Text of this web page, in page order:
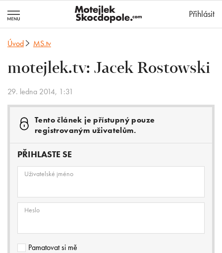
Přihlásit
Úvod MS.tv
motejlek.tv: Jacek Rostowski
29. ledna 2014, 1:31
Tento článek je přístupný pouze
registrovaným uživatelům.
PŘIHLASTE SE
Uživatelské jméno
Heslo
Pamatovat si mě